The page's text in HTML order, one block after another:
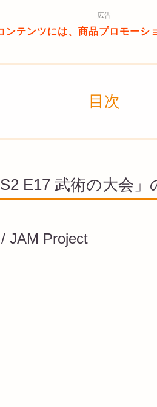
広告
ンテンツには、商品プロモーシ
目次
E17 武術の大会」
JAM Project